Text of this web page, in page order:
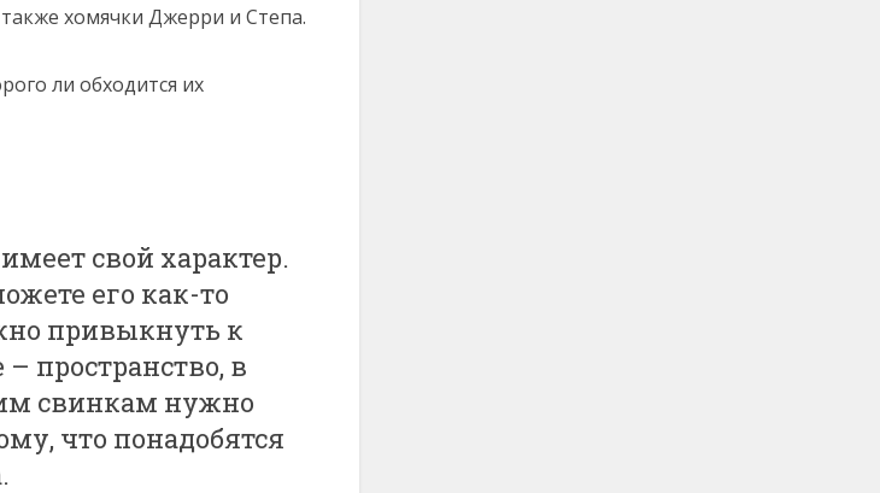
хомячки Джерри и Степа.
ли обходится их
свой характер.
его как-то
привыкнуть к
пространство, в
свинкам нужно
что понадобятся